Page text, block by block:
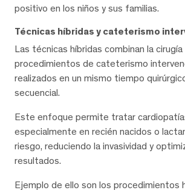
positivo en los niños y sus familias.
Técnicas híbridas y cateterismo
Las técnicas híbridas combinan la
procedimientos de cateterismo
realizados en un mismo tiempo
secuencial.
Este enfoque permite tratar
especialmente en recién nacidos o
riesgo, reduciendo la invasividad y
resultados.
Ejemplo de ello son los procedimientos